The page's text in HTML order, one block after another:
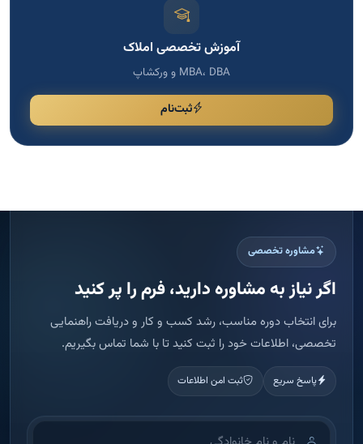
آموزش تخصصی املاک
MBA، DBA و ورکشاپ
ثبت‌نام
مشاوره تخصصی
اگر نیاز به مشاوره دارید، فرم را پر کنید
برای انتخاب دوره مناسب، رشد کسب و کار و دریافت راهنمایی
تخصصی، اطلاعات خود را ثبت کنید تا با شما تماس بگیریم.
پاسخ سریع ثبت امن اطلاعات